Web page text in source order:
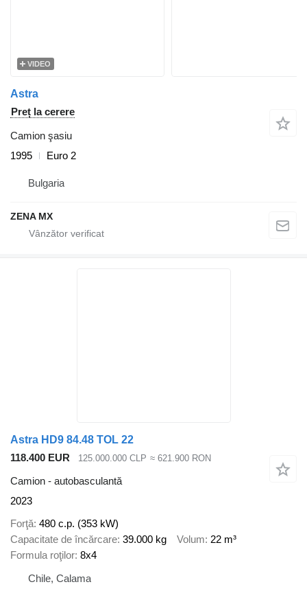
VIDEO
Astra
Preț la cerere
Camion şasiu
1995
Euro 2
Bulgaria
ZENA MX
Astra HD9 84.48 TOL 22
118.400 EUR
125.000.000 CLP ≈ 621.900 RON
Camion - autobasculantă
2023
Forţă 480 c.p. (353 kW)
Capacitate de încărcare 39.000 kg Volum 22 m³
Formula roţilor 8x4
Chile, Calama